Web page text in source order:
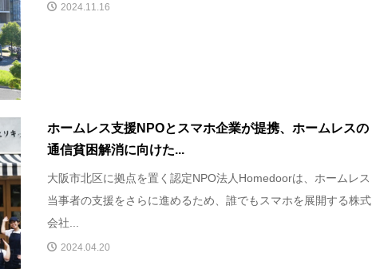
2024.11.16
ホームレス支援NPOとスマホ企業が提携、ホームレスの
通信貧困解消に向けた...
大阪市北区に拠点を置く認定NPO法人Homedoorは、ホームレス
当事者の支援をさらに進めるため、誰でもスマホを展開する株式
会社...
2024.04.20